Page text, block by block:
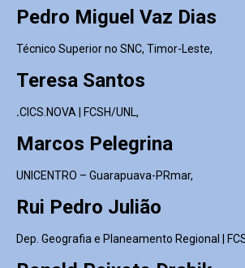
Pedro Miguel Vaz Dias
Técnico Superior no SNC, Timor-Leste,
Teresa Santos
.CICS.NOVA | FCSH/UNL,
Marcos Pelegrina
UNICENTRO – Guarapuava-PRmar,
Rui Pedro Julião
Dep. Geografia e Planeamento Regional |